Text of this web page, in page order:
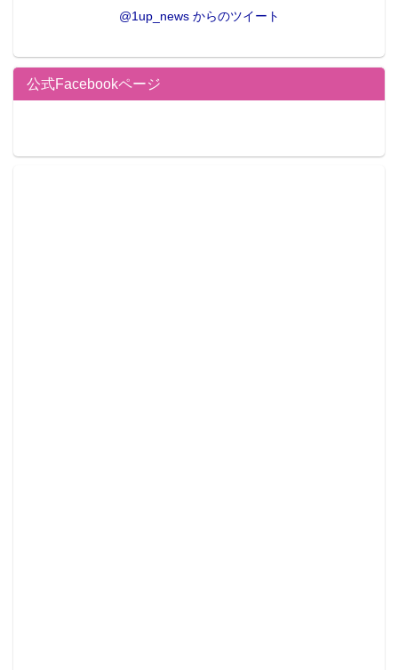
■お届け時期：2017年4月予定
■販売価格：4,200円（税込）
■仕様：PVC･ABS、塗装済み完成品、台座付属、ウィ
ンドウボックス入り
■原型制作：児玉洋平
@1up_news からのツイート
公式Facebookページ